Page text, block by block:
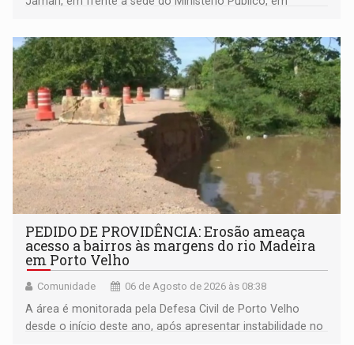
da Penha e o enfrentamento à violência
PEDIDO DE PROVIDÊNCIA: Erosão ameaça
acesso a bairros às margens do rio Madeira
em Porto Velho
Comunidade 06 de Agosto de 2026 às 08:38
A área é monitorada pela Defesa Civil de Porto Velho
desde o início deste ano, após apresentar instabilidade no